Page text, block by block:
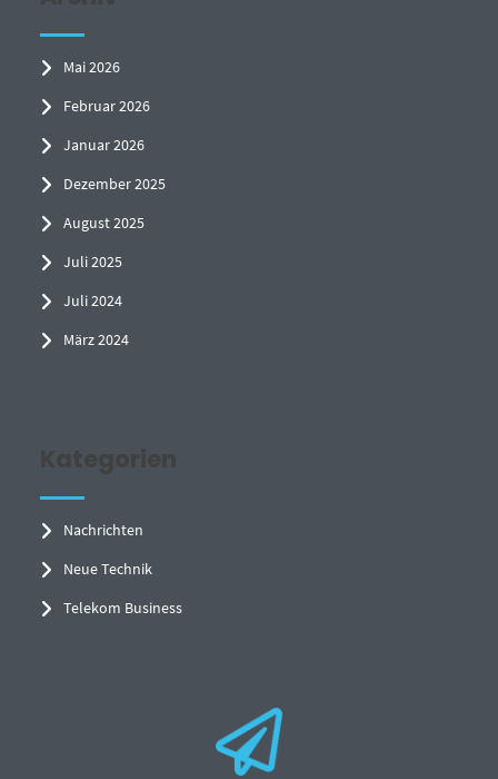
Mai 2026
Februar 2026
Januar 2026
Dezember 2025
August 2025
Juli 2025
Juli 2024
März 2024
Kategorien
Nachrichten
Neue Technik
Telekom Business